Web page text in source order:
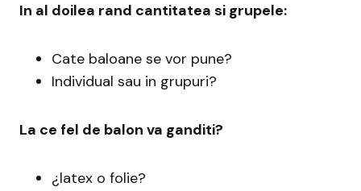
In al doilea rand cantitatea si grupele:
Cate baloane se vor pune?
Individual sau in grupuri?
La ce fel de balon va ganditi?
¿latex o folie?